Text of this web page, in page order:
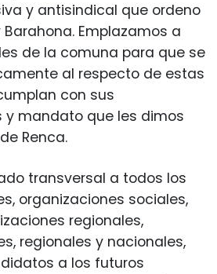
y antisindical que ordeno
Emplazamos a
de la comuna para que se
al respecto de estas
con sus
y mandato que les dimos
Renca.
transversal a todos los
organizaciones sociales,
regionales,
regionales y nacionales,
a los futuros